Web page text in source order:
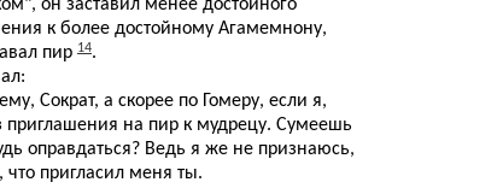
он заставил менее достойного
к более достойному Агамемнону,
пир 14.
Сократ, а скорее по Гомеру, если я,
приглашения на пир к мудрецу. Сумеешь
оправдаться? Ведь я же не признаюсь,
пригласил меня ты.